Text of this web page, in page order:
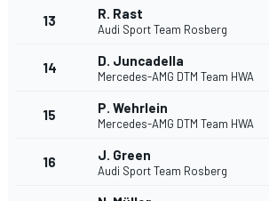
13 R. Rast
Audi Sport Team Rosberg
14 D. Juncadella
Mercedes-AMG DTM Team HWA
15 P. Wehrlein
Mercedes-AMG DTM Team HWA
16 J. Green
Audi Sport Team Rosberg